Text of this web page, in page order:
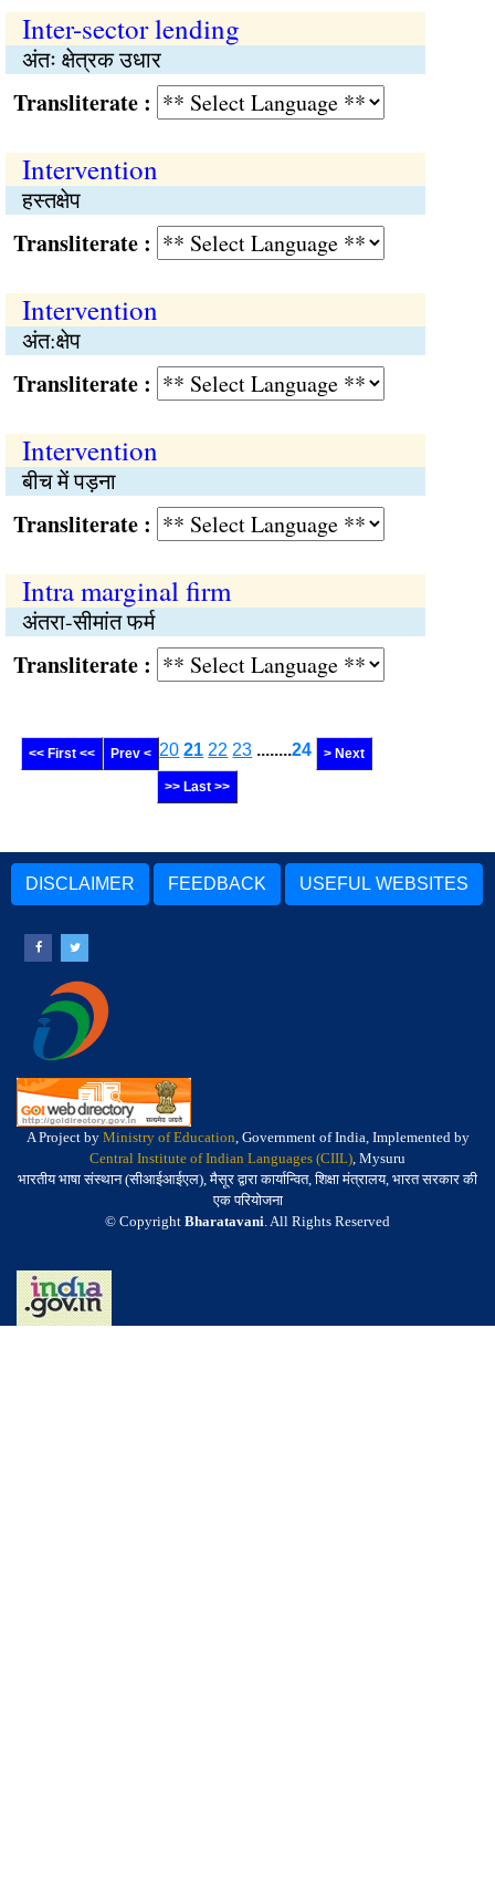
Inter-sector lending
अंतः क्षेत्रक उधार
:
Intervention
हस्तक्षेप
:
Intervention
अंत:क्षेप
:
Intervention
बीच में पड़ना
:
Intra marginal firm
अंतरा-सीमांत फर्म
:
<< First << Prev < 20 21 22 23 ........24 > Next
>> Last >>
DISCLAIMER FEEDBACK USEFUL WEBSITES
A Project by Ministry of Education, Government of India, Implemented by
Central Institute of Indian Languages (CIIL), Mysuru
भारतीय भाषा संस्थान (सीआईआईएल), मैसूर द्वारा कार्यान्वित, शिक्षा मंत्रालय, भारत सरकार की
एक परियोजना
© Copyright Bharatavani. All Rights Reserved